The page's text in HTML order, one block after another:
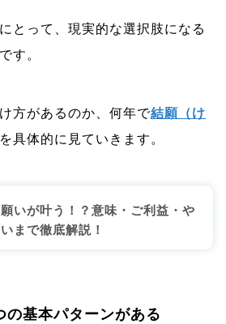
とって、現実的な選択肢になる
す。
方があるのか、何年で結願（け
具体的に見ていきます。
いが叶う！？意味・ご利益・や
まで徹底解説！
の基本パターンがある